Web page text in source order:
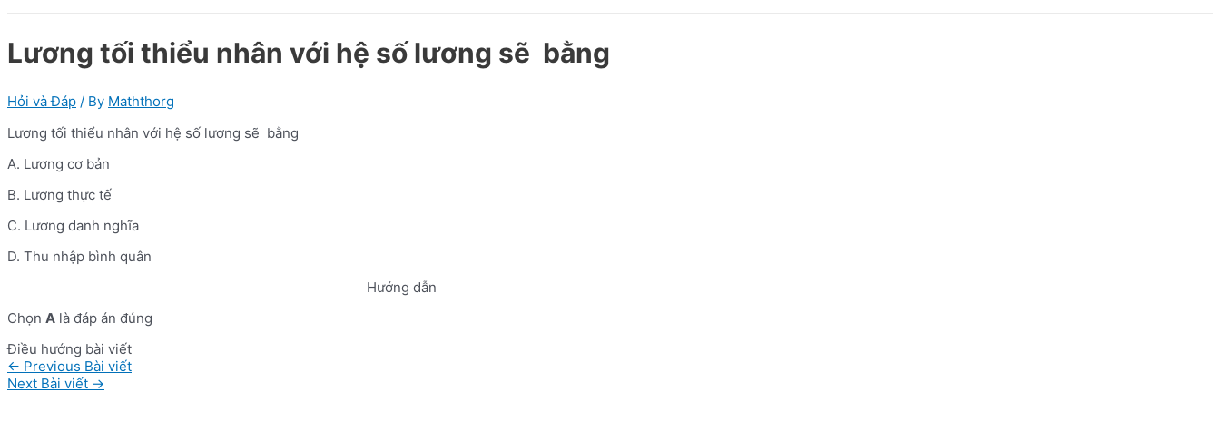
Lương tối thiểu nhân với hệ số lương sẽ bằng
Hỏi và Đáp / By Maththorg
Lương tối thiểu nhân với hệ số lương sẽ bằng
A. Lương cơ bản
B. Lương thực tế
C. Lương danh nghĩa
D. Thu nhập bình quân
Hướng dẫn
Chọn A là đáp án đúng
Điều hướng bài viết
← Previous Bài viết
Next Bài viết →